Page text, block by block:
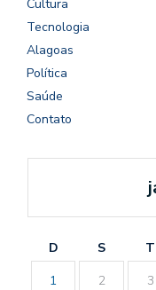
Cultura
Tecnologia
Alagoas
Política
Saúde
Contato
D S T
1
2 3